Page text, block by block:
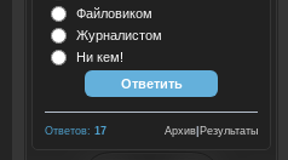
Файловиком
Журналистом
Ни кем!
Ответов: 17 Результаты
Архив